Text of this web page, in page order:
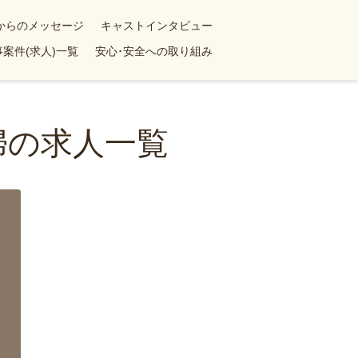
らのメッセージ
キャストインタビュー
案件(求人)一覧 安心･安全への取り組み
求人一覧